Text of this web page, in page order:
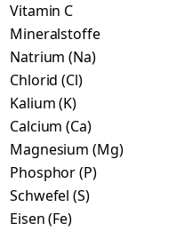
Vitamin C
Mineralstoffe
Natrium (Na)
Chlorid (Cl)
Kalium (K)
Calcium (Ca)
Magnesium (Mg)
Phosphor (P)
Schwefel (S)
Eisen (Fe)